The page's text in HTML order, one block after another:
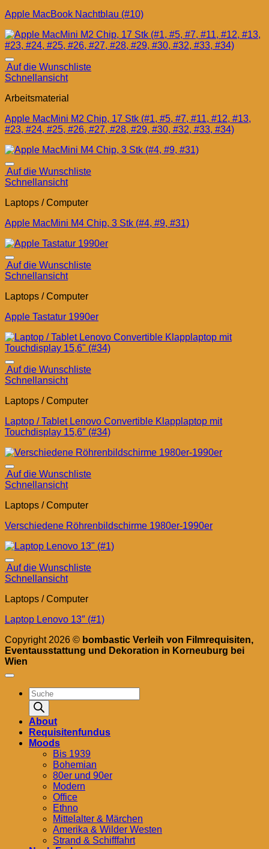
Apple MacBook Nachtblau (#10)
Auf die Wunschliste
Schnellansicht
Arbeitsmaterial
Apple MacMini M2 Chip, 17 Stk (#1, #5, #7, #11, #12, #13,
#23, #24, #25, #26, #27, #28, #29, #30, #32, #33, #34)
Auf die Wunschliste
Schnellansicht
Laptops / Computer
Apple MacMini M4 Chip, 3 Stk (#4, #9, #31)
Auf die Wunschliste
Schnellansicht
Laptops / Computer
Apple Tastatur 1990er
Auf die Wunschliste
Schnellansicht
Laptops / Computer
Laptop / Tablet Lenovo Convertible Klapplaptop mit
Touchdisplay 15,6″ (#34)
Auf die Wunschliste
Schnellansicht
Laptops / Computer
Verschiedene Röhrenbildschirme 1980er-1990er
Auf die Wunschliste
Schnellansicht
Laptops / Computer
Laptop Lenovo 13″ (#1)
Copyright 2026 © bombastic Verleih von Filmrequisiten,
Eventausstattung und Dekoration in Korneuburg bei
Wien
Products
search
About
Requisitenfundus
Moods
Bis 1939
Bohemian
80er und 90er
Modern
Office
Ethno
Mittelalter & Märchen
Amerika & Wilder Westen
Strand & Schifffahrt